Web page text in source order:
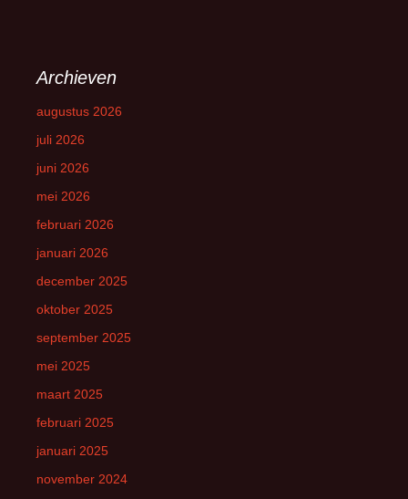
Archieven
augustus 2026
juli 2026
juni 2026
mei 2026
februari 2026
januari 2026
december 2025
oktober 2025
september 2025
mei 2025
maart 2025
februari 2025
januari 2025
november 2024